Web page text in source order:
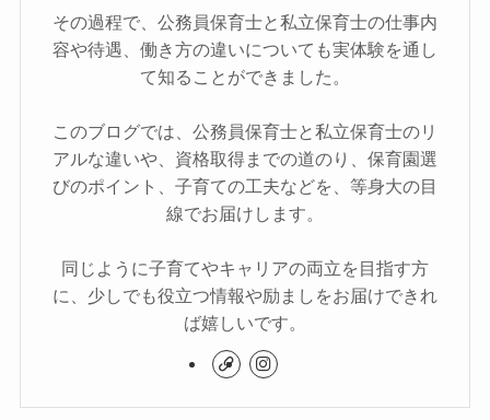
その過程で、公務員保育士と私立保育士の仕事内
容や待遇、働き方の違いについても実体験を通し
て知ることができました。
このブログでは、公務員保育士と私立保育士のリ
アルな違いや、資格取得までの道のり、保育園選
びのポイント、子育ての工夫などを、等身大の目
線でお届けします。
同じように子育てやキャリアの両立を目指す方
に、少しでも役立つ情報や励ましをお届けできれ
ば嬉しいです。